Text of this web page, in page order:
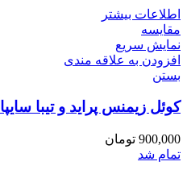
اطلاعات بیشتر
مقایسه
نمایش سریع
افزودن به علاقه مندی
بستن
کوئل زیمنس پراید و تیبا سایپا
900,000 تومان
تمام شد